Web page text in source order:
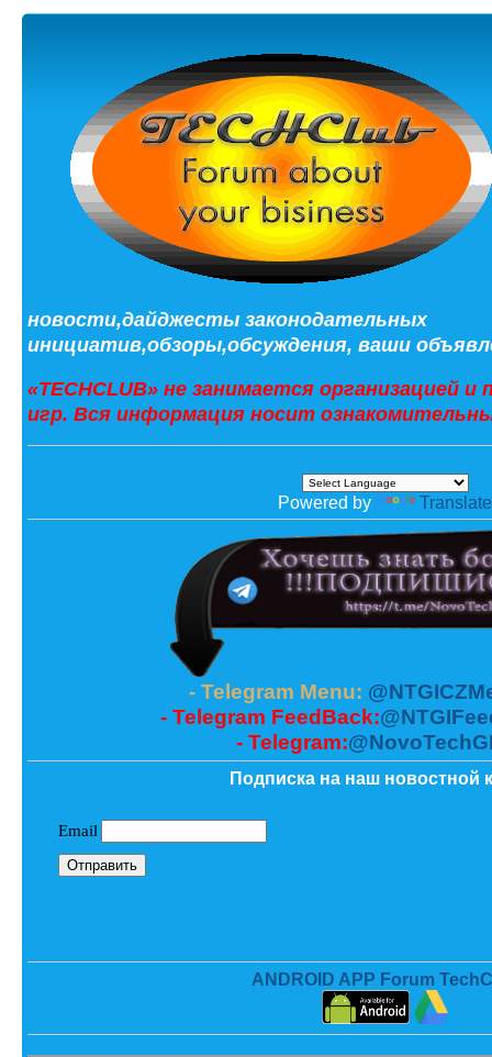
новости,дайджесты законодательных
инициатив,обзоры,обсуждения, ваши
«TECHCLUB» не занимается организацией
игр. Вся информация носит
Powered by Translate
- Telegram Menu:
- Telegram FeedBack:
- Telegram:
Подписка на наш новостной
ANDROID APP Forum